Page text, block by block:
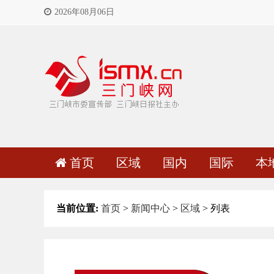
2026年08月06日
首页 区域 国内 国际 本
当前位置: 首页 > 新闻中心 > 区域 > 列表